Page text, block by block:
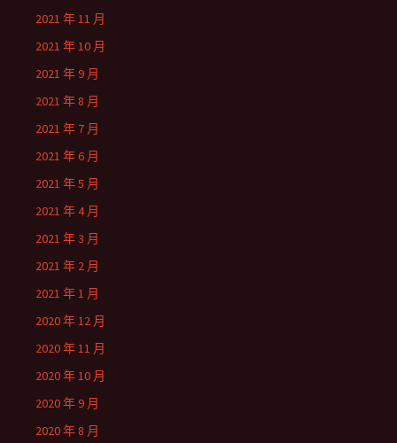
2021 年 11 月
2021 年 10 月
2021 年 9 月
2021 年 8 月
2021 年 7 月
2021 年 6 月
2021 年 5 月
2021 年 4 月
2021 年 3 月
2021 年 2 月
2021 年 1 月
2020 年 12 月
2020 年 11 月
2020 年 10 月
2020 年 9 月
2020 年 8 月